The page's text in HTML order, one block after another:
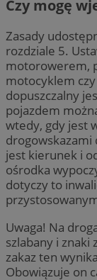
Czy mogę
Zasady
rozdziale 5.
motorowerem,
motocyklem
dopuszczalny
pojazdem
wtedy, gdy jest
drogowskazami
jest kierunek i
ośrodka
dotyczy to
Uwaga! Na
szlabany i znaki
zakaz ten
Obowiązuje on